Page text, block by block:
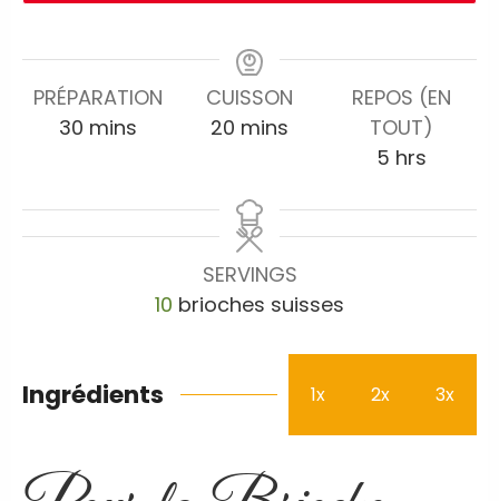
PRÉPARATION
30 mins
CUISSON
20 mins
REPOS (EN
TOUT)
5 hrs
SERVINGS
10 brioches suisses
Ingrédients 1x 2x 3x